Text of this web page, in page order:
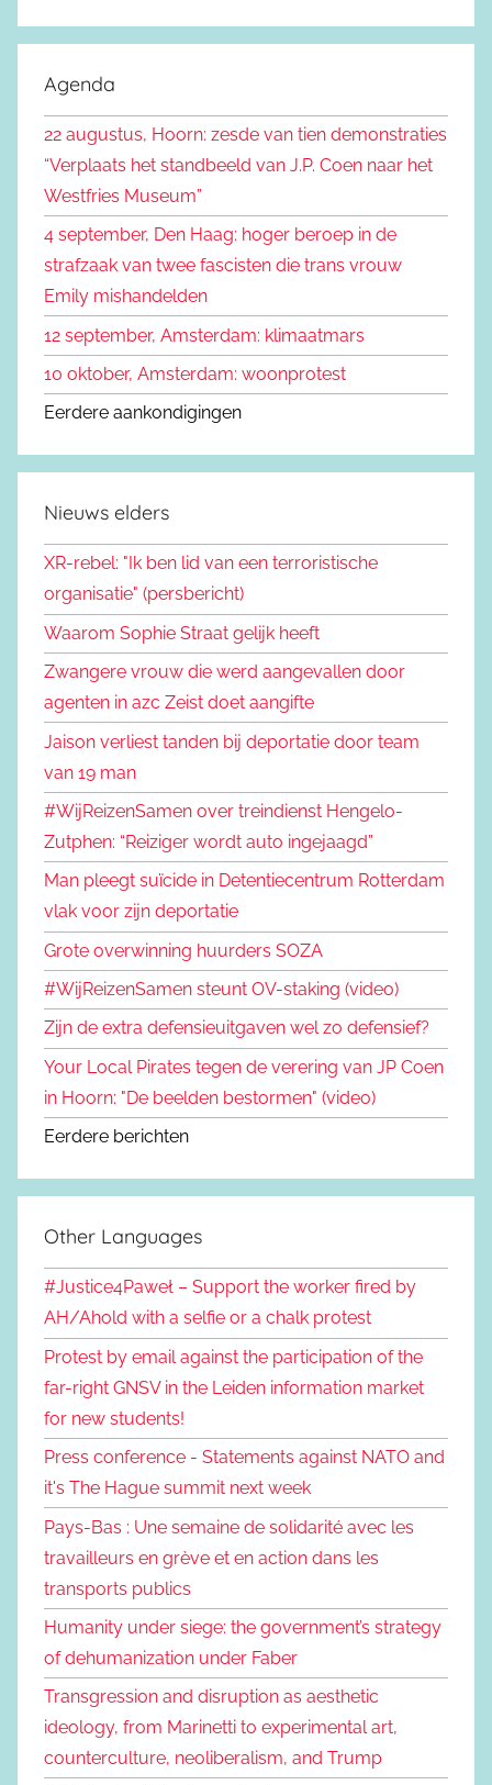
e
e
n
r
:
o
e
n
Agenda
22 augustus, Hoorn: zesde van tien demonstraties
“Verplaats het standbeeld van J.P. Coen naar het
Westfries Museum”
4 september, Den Haag: hoger beroep in de
strafzaak van twee fascisten die trans vrouw
Emily mishandelden
12 september, Amsterdam: klimaatmars
10 oktober, Amsterdam: woonprotest
Eerdere aankondigingen
Nieuws elders
XR-rebel: "Ik ben lid van een terroristische
organisatie" (persbericht)
Waarom Sophie Straat gelijk heeft
Zwangere vrouw die werd aangevallen door
agenten in azc Zeist doet aangifte
Jaison verliest tanden bij deportatie door team
van 19 man
#WijReizenSamen over treindienst Hengelo-
Zutphen: “Reiziger wordt auto ingejaagd”
Man pleegt suïcide in Detentiecentrum Rotterdam
vlak voor zijn deportatie
Grote overwinning huurders SOZA
#WijReizenSamen steunt OV-staking (video)
Zijn de extra defensieuitgaven wel zo defensief?
Your Local Pirates tegen de verering van JP Coen
in Hoorn: "De beelden bestormen" (video)
Eerdere berichten
Other Languages
#Justice4Paweł – Support the worker fired by
AH/Ahold with a selfie or a chalk protest
Protest by email against the participation of the
far-right GNSV in the Leiden information market
for new students!
Press conference - Statements against NATO and
it's The Hague summit next week
Pays-Bas : Une semaine de solidarité avec les
travailleurs en grève et en action dans les
transports publics
Humanity under siege: the government’s strategy
of dehumanization under Faber
Transgression and disruption as aesthetic
ideology, from Marinetti to experimental art,
counterculture, neoliberalism, and Trump